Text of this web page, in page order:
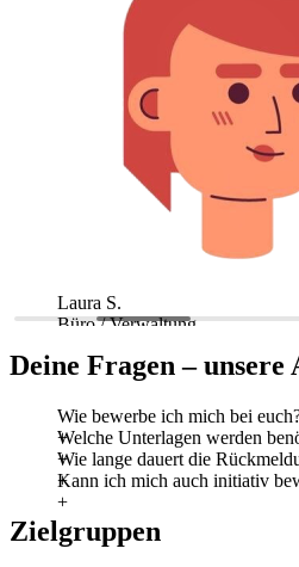
Laura S.
Büro / Verwaltung
Deine Fragen – unsere
Wie bewerbe ich mich bei
Welche Unterlagen werden
Wie lange dauert die
Kann ich mich auch initiativ
Zielgruppen